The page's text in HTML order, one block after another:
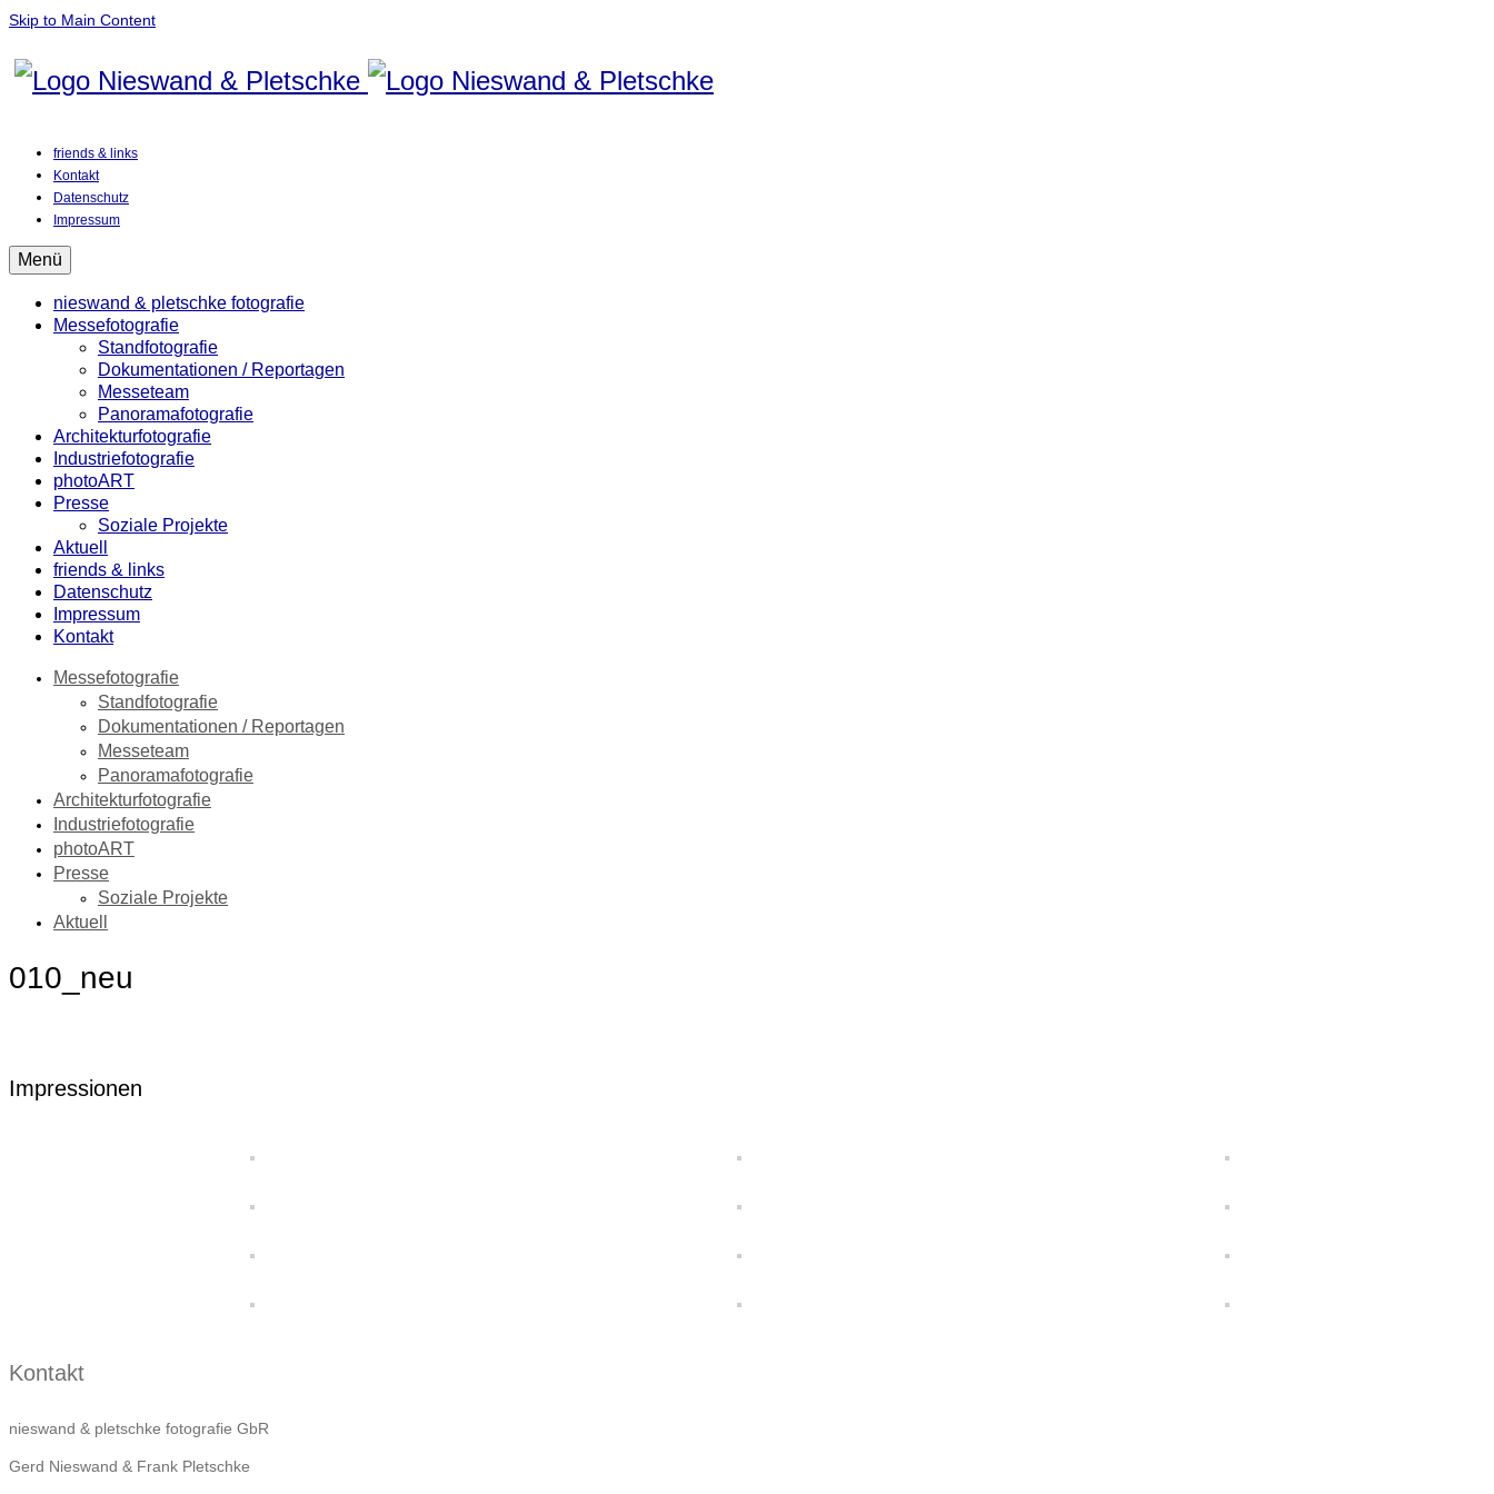
Skip to Main Content
friends & links
Kontakt
Datenschutz
Impressum
Menü
nieswand & pletschke fotografie
Messefotografie
Standfotografie
Dokumentationen / Reportagen
Messeteam
Panoramafotografie
Architekturfotografie
Industriefotografie
photoART
Presse
Soziale Projekte
Aktuell
friends & links
Datenschutz
Impressum
Kontakt
Messefotografie
Standfotografie
Dokumentationen / Reportagen
Messeteam
Panoramafotografie
Architekturfotografie
Industriefotografie
photoART
Presse
Soziale Projekte
Aktuell
010_neu
Impressionen
Kontakt
nieswand & pletschke fotografie GbR
Gerd Nieswand & Frank Pletschke